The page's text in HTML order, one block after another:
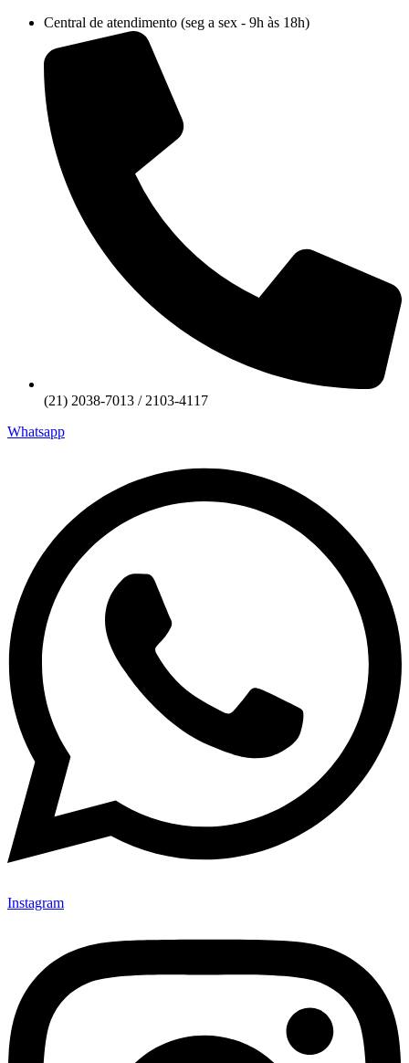
conteúdo
Central de atendimento (seg a sex - 9h às 18h)
(21) 2038-7013 / 2103-4117
Whatsapp
Instagram